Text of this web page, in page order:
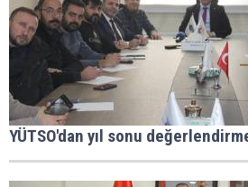
YÜTSO'dan yıl sonu